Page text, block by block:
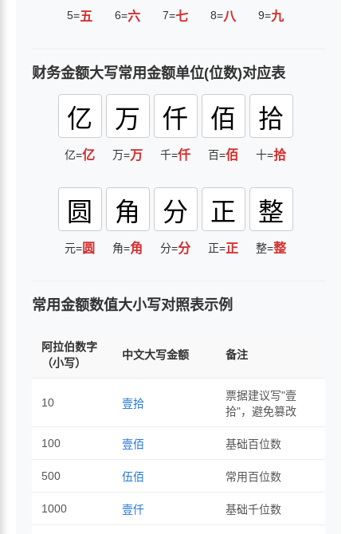
5=五 6=六 7=七 8=八 9=九
财务金额大写常用金额单位(位数)对应表
亿
亿=亿
万
万=万
仟
千=仟
佰
百=佰
拾
十=拾
圆
元=圆
角
角=角
分
分=分
正
正=正
整
整=整
常用金额数值大小写对照表示例
阿拉伯数字
（小写）
中文大写金额 备注
10 壹拾
票据建议写"壹
拾"，避免篡改
100 壹佰 基础百位数
500 伍佰 常用百位数
1000 壹仟 基础千位数